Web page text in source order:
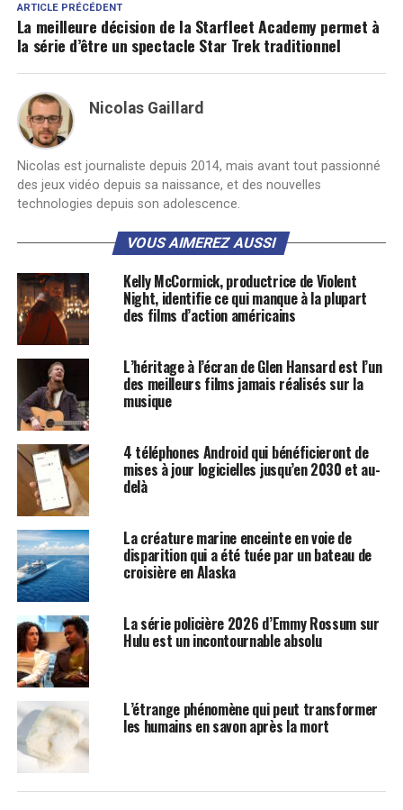
ARTICLE PRÉCÉDENT
La meilleure décision de la Starfleet Academy permet à
la série d’être un spectacle Star Trek traditionnel
Nicolas Gaillard
Nicolas est journaliste depuis 2014, mais avant tout passionné
des jeux vidéo depuis sa naissance, et des nouvelles
technologies depuis son adolescence.
VOUS AIMEREZ AUSSI
Kelly McCormick, productrice de Violent
Night, identifie ce qui manque à la plupart
des films d’action américains
L’héritage à l’écran de Glen Hansard est l’un
des meilleurs films jamais réalisés sur la
musique
4 téléphones Android qui bénéficieront de
mises à jour logicielles jusqu’en 2030 et au-
delà
La créature marine enceinte en voie de
disparition qui a été tuée par un bateau de
croisière en Alaska
La série policière 2026 d’Emmy Rossum sur
Hulu est un incontournable absolu
L’étrange phénomène qui peut transformer
les humains en savon après la mort